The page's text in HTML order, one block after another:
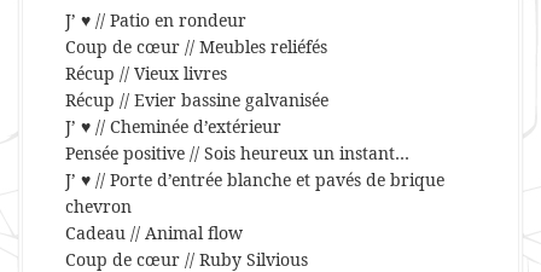
J’ ♥ // Patio en rondeur
Coup de cœur // Meubles reliéfés
Récup // Vieux livres
Récup // Evier bassine galvanisée
J’ ♥ // Cheminée d’extérieur
Pensée positive // Sois heureux un instant…
J’ ♥ // Porte d’entrée blanche et pavés de brique
chevron
Cadeau // Animal flow
Coup de cœur // Ruby Silvious